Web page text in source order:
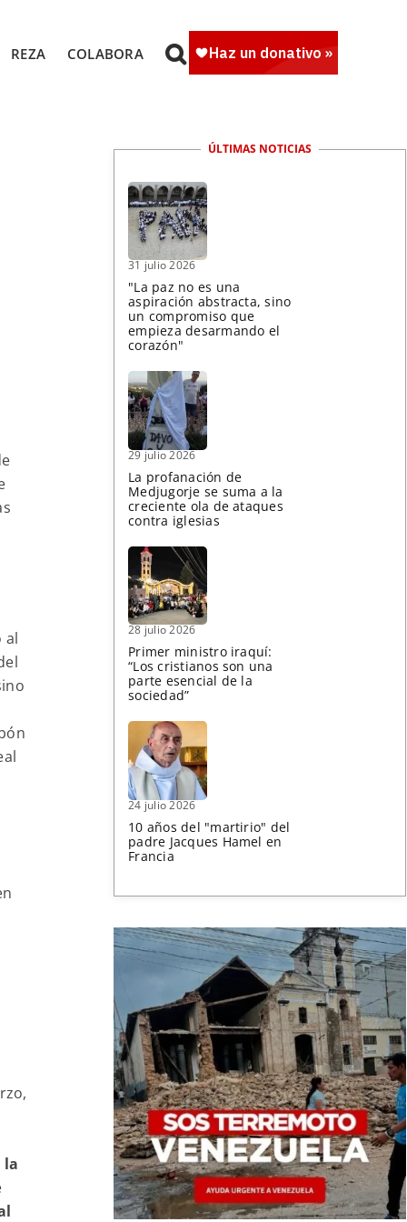
REZA COLABORA
al
la
ÚLTIMAS NOTICIAS
31 julio 2026
"La paz no es una
aspiración abstracta, sino
un compromiso que
empieza desarmando el
corazón"
29 julio 2026
La profanación de
Medjugorje se suma a la
creciente ola de ataques
contra iglesias
28 julio 2026
Primer ministro iraquí:
“Los cristianos son una
parte esencial de la
sociedad”
24 julio 2026
10 años del "martirio" del
padre Jacques Hamel en
Francia